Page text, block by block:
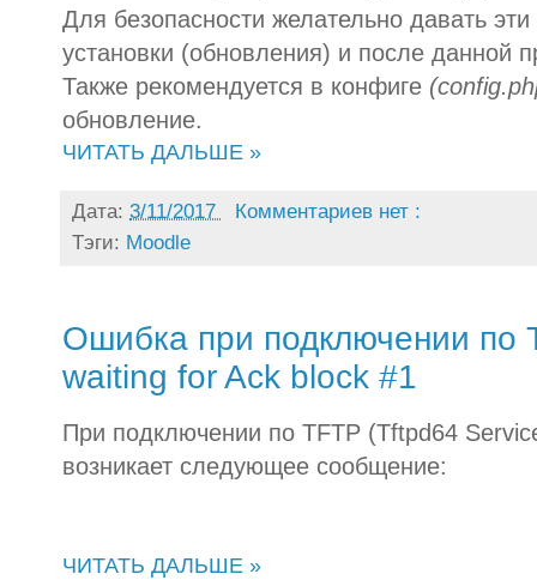
Для безопасности желательно давать
установки (обновления) и после данной
Также рекомендуется в конфиге
обновление.
ЧИТАТЬ ДАЛЬШЕ »
Дата: 3/11/2017
Комментариев нет :
Тэги: Moodle
Ошибка при подключении по
waiting for Ack block #1
При подключении по TFTP (Tftpd64
возникает следующее сообщение:
ЧИТАТЬ ДАЛЬШЕ »